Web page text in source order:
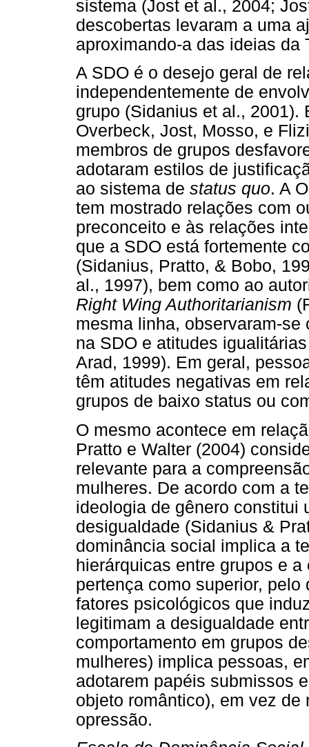
sistema (Jost et al., 2004;
descobertas levaram a uma
aproximando-a das ideias da
A SDO é o desejo geral de
independentemente de
grupo (Sidanius et al.,
Overbeck, Jost, Mosso, e
membros de grupos
adotaram estilos de
ao sistema de status quo. A
tem mostrado relações com
preconceito e às relações
que a SDO está fortemente
(Sidanius, Pratto, & Bobo,
al., 1997), bem como ao
Right Wing Authoritarianism
mesma linha, observaram-
na SDO e atitudes
Arad, 1999). Em geral,
têm atitudes negativas em
grupos de baixo status ou
O mesmo acontece em
Pratto e Walter (2004)
relevante para a
mulheres. De acordo com a
ideologia de gênero constitui
desigualdade (Sidanius &
dominância social implica a
hierárquicas entre grupos e
pertença como superior,
fatores psicológicos que
legitimam a desigualdade
comportamento em grupos
mulheres) implica pessoas,
adotarem papéis submissos
objeto romântico), em vez
opressão.